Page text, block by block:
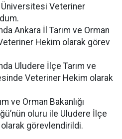
Üniversitesi Veteriner
Ankara İl Tarım ve Orman
Hekim olarak görev
Uludere İlçe Tarım ve
Veteriner Hekim olarak
ve Orman Bakanlığı
oluru ile Uludere İlçe
görevlendirildi.